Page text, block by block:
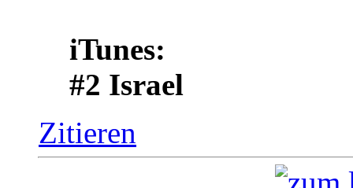
iTunes:
#2 Israel
Zitieren